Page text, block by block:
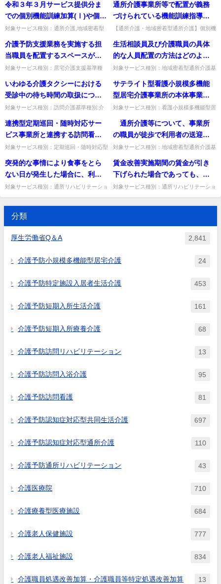
度内に何度でも届出・適用が可能で、同一
年度内に3％加算との併用も...
質問介護予防サービス計画の作成を居宅介
護支援事業所に委託した場合の...
令和３年３月サービス提供分ま
での個別機能訓練加算(Ⅰ)や個別
機能訓練加算(Ⅱ)を算定している
利用者についても、個別機能訓
練加算(Ⅰ)イ又はロを算定するに
あたり、再度、利用者の居宅で
の生活状況の確認等を行い、多
職種協働で個別機能訓練計画を
作成する必要があるのか。
対象サービス種別：通所介護,地域密着型
練加算(Ⅰ)イ又はロを算定するにあたって
の個別機能訓練計画の作成...
通所介護事業所等で配置が義務
づけられている機能訓練指導員
に加えて、個別機能訓練加算(Ⅰ)
イ又はロのために専ら機能訓練
指導員の職務に従事する理学療
法士等を配置する必要があるの
か。
【通所介護・地域密着型通所介護】個別機
練指導員に加えて別に理学療法士等を配置
する必要があるか。配置基...
介護予防支援業務を実施する担
当職員を配置するスペースが不
足しているため、地域包括支援
センターとは別の場所に執務室
を確保し、業務を実施すること
対象サービス種別：居宅介護支援基準種
質問介護予防支援業務を実施する担当職員
を配置するスペースが不足して...
生活相談員及び介護職員の具体
的な人員配置の方法はどのよう
なものなのか。
対象サービス種別：地域密着型通所介護基
問生活相談員及び介護職員の具体的な人員
配置の方法はどのようなもの...
いわゆる介護タクシーにおける
受診中の待ち時間の取扱につい
て
対象サービス種別：訪問介護基準種別:介
護タクシーにおける受診中の待ち時間の取
扱について回答「通院等のた...
サテライト型看護小規模多機能
型居宅介護事業所の本体事業所
である看護小規模多機能型居宅
介護事業者が訪問看護事業者の
指定を併せてうけ、かつ看護小
規模多機能型居宅介護サービス
の事業と訪問看護の事業が同一
の事業所において一体的に運営
されている場合、サテライト型
看護小規模多機能型居宅介護事
業所の看護職員は当該訪問看護
対象サービス種別：看護小規模多機能型居
所の指定を受ける場合の取扱い」質問サテ
ライト型看護小規模多機能型...
連携型定期巡回・随時対応サー
ビス事業所と連携する訪問看護
事業所の具体的な要件はどうい
うものなのか。
対象サービス種別：定期巡回・随時対応型
定期巡回・随時対応型訪問介護看護の取扱
い」質問連携型定期巡回・随...
通所介護等について、事業所
の職員が徒歩で利用者の送迎を
実施した場合には、車両による
送迎ではないが、送迎を行わな
い場合の減算対象にはならない
と考えて良いか。
対象サービス種別：地域密着型通所介護基
合の評価の見直し」質問 通所介護等につ
いて、事業所の職員が徒歩で...
突発的な事情により食事をとら
ない日が発生した場合に、利用
者負担を徴収しても差し支えな
いか。
対象サービス種別：通所リハビリテーショ
した場合に、利用者負担を徴...
賃金改善実施期間の賃金が引き
下げられた場合であっても、加
算の算定額以上の賃金改善が実
施されていれば、特別事情届出
対象サービス種別：通所リハビリテーショ
分類
厚生労働省Q＆A 2,841
介護予防小規模多機能型居宅介護 24
介護予防特定施設入居者生活介護 453
介護予防短期入所生活介護 161
介護予防短期入所療養介護 68
介護予防訪問リハビリテーション 13
介護予防訪問入浴介護 95
介護予防訪問看護 81
介護予防認知症対応型共同生活介護 697
介護予防認知症対応型通所介護 110
介護予防通所リハビリテーション 43
介護医療院 710
介護療養型医療施設 684
介護老人保健施設 777
介護老人福祉施設 834
介護職員処遇改善加算・介護職員等特定処遇改善加算 13